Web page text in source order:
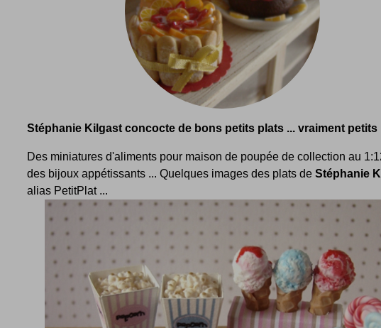
Stéphanie Kilgast concocte de bons petits plats ... vraiment petits
Des miniatures d'aliments pour maison de poupée de collection au
des bijoux appétissants ... Quelques images des plats de Stéphanie
alias PetitPlat ...